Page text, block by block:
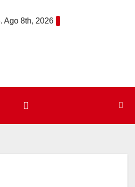
Ago 8th, 2026